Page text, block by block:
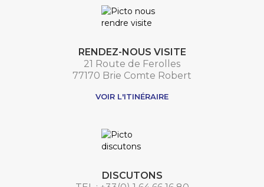
RENDEZ-NOUS VISITE
21 Route de Ferolles
77170 Brie Comte Robert
VOIR L'ITINÉRAIRE
DISCUTONS